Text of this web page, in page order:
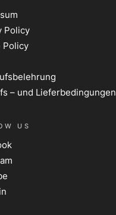
Policy
Policy
– und Lieferbedingungen
US